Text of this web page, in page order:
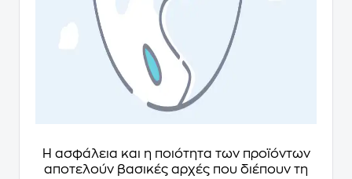
Η ασφάλεια και η ποιότητα των προϊόντων
αποτελούν βασικές αρχές που διέπουν τη